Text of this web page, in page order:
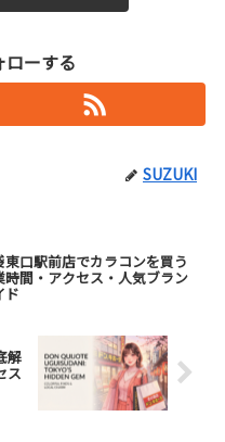
ローする
SUZUKI
東口駅前店でカラコンを買う
時間・アクセス・人気ブラン
ド
解
ス